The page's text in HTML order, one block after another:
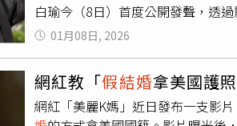
團隊透過比對12起案件的時間軸、
有合法配偶情況下，仍與他人以夫
法判刑，主嫌馮姓女子因犯詐騙
判處有期徒刑11年6個月併科罰金
害降到最低。
白瑜今（8日）首度公開發聲，透
示，身為公眾人物她理解會受到關
名譽與工作造成傷害時，她必須
擊。針對各項指控，白瑜逐一澄
供諮商服務，其工作主要運用占星
稅、申報，並無任何違法情況。對
01月08日, 2026
網紅教「假結婚拿美國護
網紅「美麗K媽」近日發布一支影